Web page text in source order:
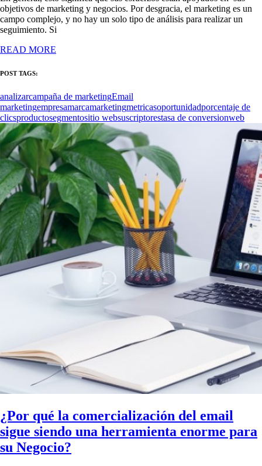
objetivos de marketing y negocios. Por desgracia, el marketing es un
campo complejo, y no hay un solo tipo de análisis para realizar un
seguimiento. Si
READ MORE
POST TAGS:
analizarcampaña de marketingEmail
marketingempresamarcamarketingmetricasoportunidadporcentaje de
clicsproductosegmentositio websuscriptorestasa de conversionweb
¿Por qué la comercialización del email
sigue siendo una herramienta enorme para
su Negocio?